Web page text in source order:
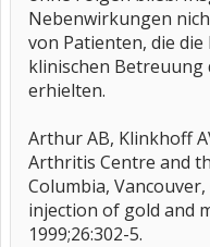
Nebenwirkungen
von Patienten, die
klinischen Betreuung
erhielten.
Arthur AB, Klinkhoff
Arthritis Centre and
Columbia,
injection of gold and
1999;26:302-5.